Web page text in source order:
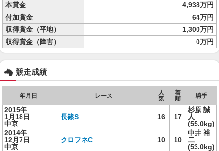
本賞金
4,938万円
付加賞金
64万円
収得賞金（平地）
1,300万円
収得賞金（障害）
0万円
競走成績
年月日 レース
人
気
着
順
騎手
2015年
1月18日
中京
長篠S 16 17
杉原 誠
人
(55.0kg)
2014年
12月7日
中京
クロフネC 10 10
中井 裕
二
(53.0kg)